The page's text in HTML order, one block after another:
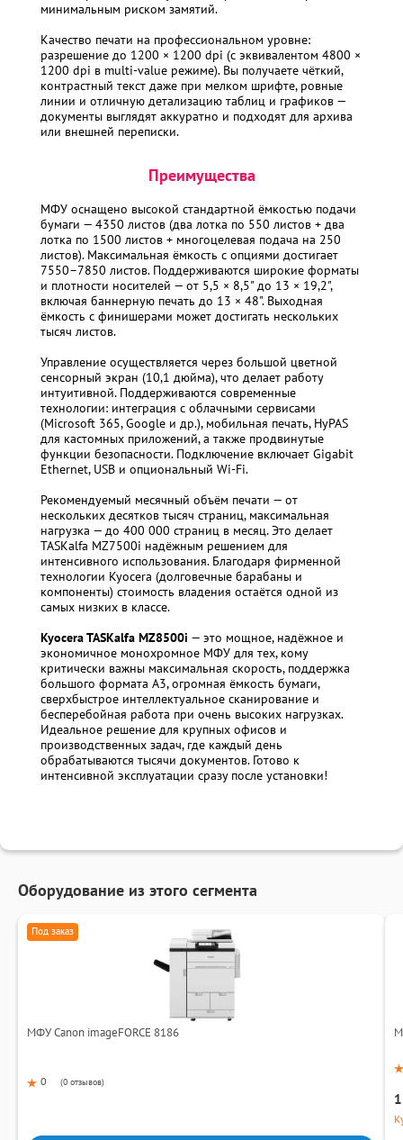
минимальным риском замятий.
Качество печати на профессиональном уровне:
разрешение до 1200 × 1200 dpi (с эквивалентом 4800 ×
1200 dpi в multi-value режиме). Вы получаете чёткий,
контрастный текст даже при мелком шрифте, ровные
линии и отличную детализацию таблиц и графиков —
документы выглядят аккуратно и подходят для архива
или внешней переписки.
Преимущества
МФУ оснащено высокой стандартной ёмкостью подачи
бумаги — 4350 листов (два лотка по 550 листов + два
лотка по 1500 листов + многоцелевая подача на 250
листов). Максимальная ёмкость с опциями достигает
7550–7850 листов. Поддерживаются широкие форматы
и плотности носителей — от 5,5 × 8,5" до 13 × 19,2",
включая баннерную печать до 13 × 48". Выходная
ёмкость с финишерами может достигать нескольких
тысяч листов.
Управление осуществляется через большой цветной
сенсорный экран (10,1 дюйма), что делает работу
интуитивной. Поддерживаются современные
технологии: интеграция с облачными сервисами
(Microsoft 365, Google и др.), мобильная печать, HyPAS
для кастомных приложений, а также продвинутые
функции безопасности. Подключение включает Gigabit
Ethernet, USB и опциональный Wi-Fi.
Рекомендуемый месячный объём печати — от
нескольких десятков тысяч страниц, максимальная
нагрузка — до 400 000 страниц в месяц. Это делает
TASKalfa MZ7500i надёжным решением для
интенсивного использования. Благодаря фирменной
технологии Kyocera (долговечные барабаны и
компоненты) стоимость владения остаётся одной из
самых низких в классе.
Kyocera TASKalfa MZ8500i — это мощное, надёжное и
экономичное монохромное МФУ для тех, кому
критически важны максимальная скорость, поддержка
большого формата A3, огромная ёмкость бумаги,
сверхбыстрое интеллектуальное сканирование и
бесперебойная работа при очень высоких нагрузках.
Идеальное решение для крупных офисов и
производственных задач, где каждый день
обрабатываются тысячи документов. Готово к
интенсивной эксплуатации сразу после установки!
Оборудование из этого сегмента
Под заказ
МФУ Canon imageFORCE 8186
0 (0 отзывов)